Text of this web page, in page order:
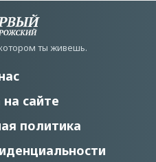
ты живешь.
сайте
политика